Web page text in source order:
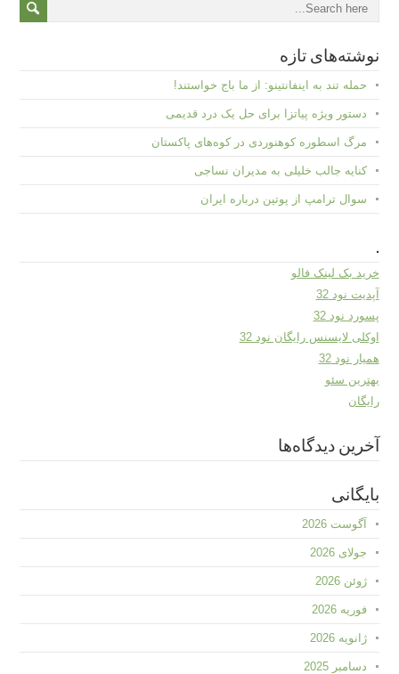
نوشته‌های تازه
حمله تند به اینفانتینو: از ما باج خواستند!
دستور ویژه پیاتزا برای حل یک درد قدیمی
مرگ اسطوره کوهنوردی در کوه‌های پاکستان
کنایه جالب خلیلی به مدیران نساجی
سوال ترامپ از پوتین درباره ایران
.
خرید بک لینک فالو
آپدیت نود 32
پسورد نود 32
اوکلی لایسنس رایگان نود 32
همیار نود 32
بهترین سئو
رایگان
آخرین دیدگاه‌ها
بایگانی
آگوست 2026
جولای 2026
ژوئن 2026
فوریه 2026
ژانویه 2026
دسامبر 2025